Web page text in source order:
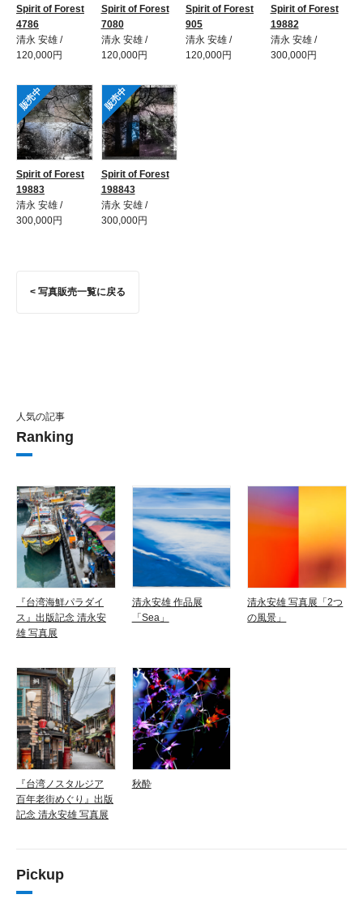
Spirit of Forest
4786
清永 安雄 /
120,000円
Spirit of Forest
7080
清永 安雄 /
120,000円
Spirit of Forest
905
清永 安雄 /
120,000円
Spirit of Forest
19882
清永 安雄 /
300,000円
販売中
Spirit of Forest
19883
清永 安雄 /
300,000円
販売中
Spirit of Forest
198843
清永 安雄 /
300,000円
< 写真販売一覧に戻る
人気の記事
Ranking
『台湾海鮮パラダイ
ス』出版記念 清永安
雄 写真展
清永安雄 作品展
「Sea」
清永安雄 写真展「2つ
の風景」
『台湾ノスタルジア
百年老街めぐり』出版
記念 清永安雄 写真展
秋酔
Pickup